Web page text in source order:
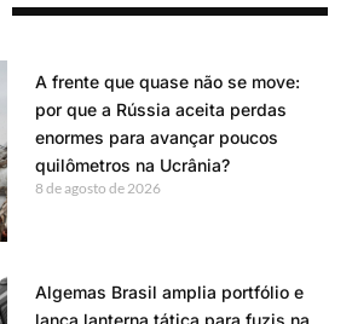
A frente que quase não se move:
por que a Rússia aceita perdas
enormes para avançar poucos
quilômetros na Ucrânia?
8 de agosto de 2026
Algemas Brasil amplia portfólio e
lança lanterna tática para fuzis na